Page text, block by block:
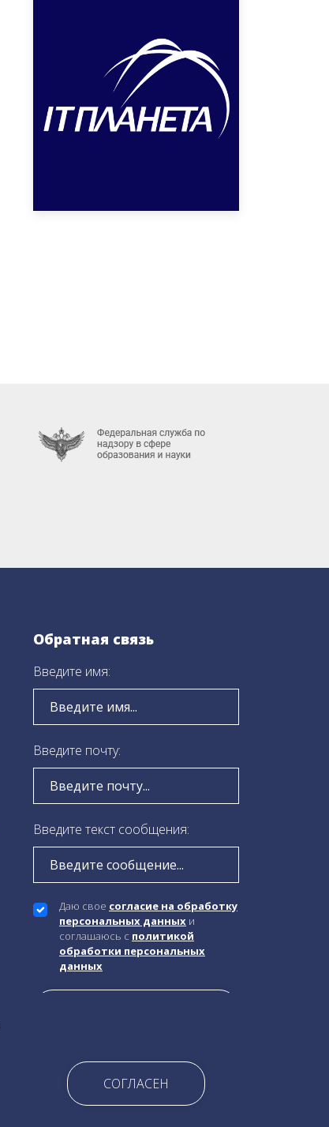
Обратная связь
Введите имя:
Введите почту:
Введите текст сообщения:
Даю свое согласие на обработку
персональных данных и
соглашаюсь c политикой
обработки персональных
данных
СОГЛАСЕН